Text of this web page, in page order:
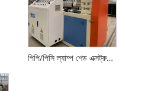
পিপি/পিসি ল্যাম্প শেড এক্সট্রুশন উত্পাদন লাইন